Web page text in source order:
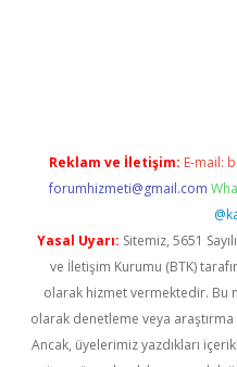
Reklam ve İletişim: E-mail:
forumhizmeti@gmail.com
Yasal Uyarı: Sitemiz, 5651
ve İletişim Kurumu (BTK)
olarak hizmet vermektedir. Bu
olarak denetleme veya
Ancak, üyelerimiz yazdıkları